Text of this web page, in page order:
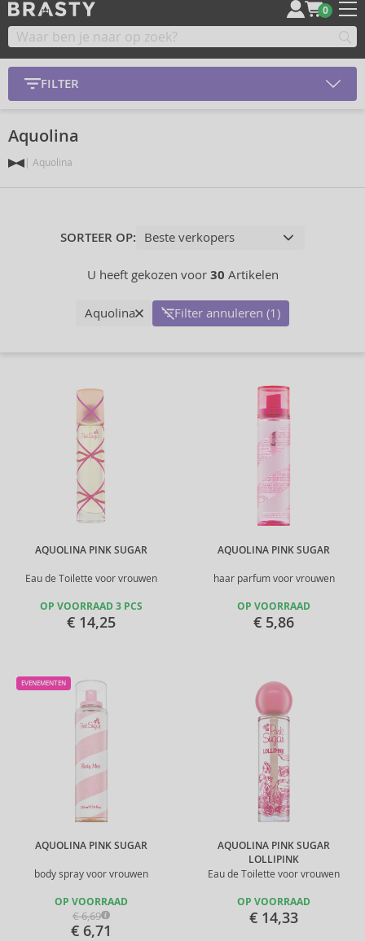
0
FILTER
Aquolina
Aquolina
SORTEER OP:
U heeft gekozen voor 30 Artikelen
Aquolina Filter annuleren (1)
AQUOLINA PINK SUGAR
Eau de Toilette voor vrouwen
OP VOORRAAD 3 PCS
€ 14,25
AQUOLINA PINK SUGAR
haar parfum voor vrouwen
OP VOORRAAD
€ 5,86
AQUOLINA PINK SUGAR
body spray voor vrouwen
EVENEMENTEN
OP VOORRAAD
€ 6,69
€ 6,71
AQUOLINA PINK SUGAR
LOLLIPINK
Eau de Toilette voor vrouwen
OP VOORRAAD
€ 14,33